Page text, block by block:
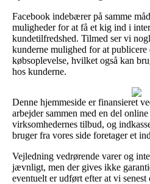
Facebook indebærer på samme
muligheder for at få et kig ind i
kundetilfredshed. Tilmed ser vi
kunderne mulighed for at publicere
købsoplevelse, hvilket også kan
hos kunderne.
Denne hjemmeside er finansieret
arbejder sammen med en del
virksomhedernes tilbud, og
bruger fra vores side foretager et
Vejledning vedrørende varer og
jævnligt, men der gives ikke
eventuelt er udført efter at vi senest